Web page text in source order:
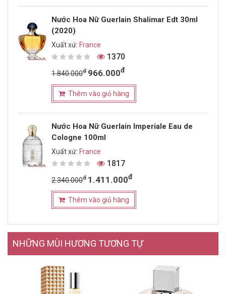
Nước Hoa Nữ Guerlain Shalimar Edt 30ml
(2020)
Xuất xứ: France
1370
1.840.000đ 966.000đ
Thêm vào giỏ hàng
Nước Hoa Nữ Guerlain Imperiale Eau de
Cologne 100ml
Xuất xứ: France
1817
2.340.000đ 1.411.000đ
Thêm vào giỏ hàng
NHỮNG MÙI HƯƠNG TƯƠNG TỰ